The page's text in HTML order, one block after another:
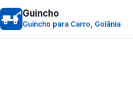
Guincho
Guincho para Carro, Goiânia